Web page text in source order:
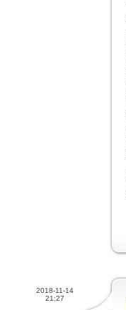
2018-11-14
21:27